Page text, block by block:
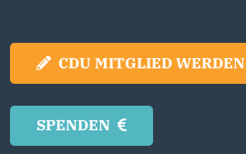
CDU MITGLIED WERDEN
SPENDEN